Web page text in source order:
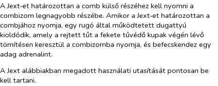
A Jext‑et határozottan a comb külső részéhez kell nyomni a
combizom legnagyobb részébe. Amikor a Jext‑et határozottan a
combjához nyomja, egy rugó által működtetett dugattyú
kioldódik, amely a rejtett tűt a fekete tűvédő kupak végén lévő
tömítésen keresztül a combizomba nyomja, és befecskendez egy
adag adrenalint.
A Jext alábbiakban megadott használati utasítását pontosan be
kell tartani.